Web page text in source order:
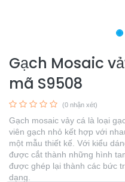
Gạch Mosaic
mã S9508
(0 nhận xét)
Gạch mosaic vảy cá là loại
viên gạch nhỏ kết hợp với
một mẫu thiết kế. Với kiểu
được cắt thành những hình
được ghép lại thành các bức
dạng.